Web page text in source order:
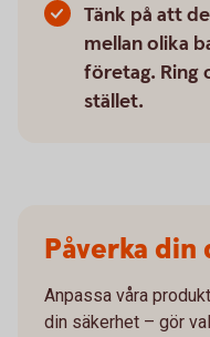
Tänk på att
mellan olika
företag. Ring
stället.
Påverka
Anpassa våra
din säkerhet – gör